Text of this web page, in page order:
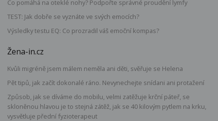
Co pomáhá na oteklé nohy? Podpořte správné proudění lymfy
TEST: Jak dobře se vyznáte ve svých emocích?
Výsledky testu EQ: Co prozradil váš emoční kompas?
Žena-in.cz
Kvůli migréně jsem málem neměla ani děti, svěřuje se Helena
Pět tipů, jak začít dokonalé ráno. Nevynechejte snídani ani protažení
Způsob, jak se díváme do mobilu, velmi zatěžuje krční páteř, se
skloněnou hlavou je to stejná zátěž, jak se 40 kilovým pytlem na krku,
vysvětluje přední fyzioterapeut